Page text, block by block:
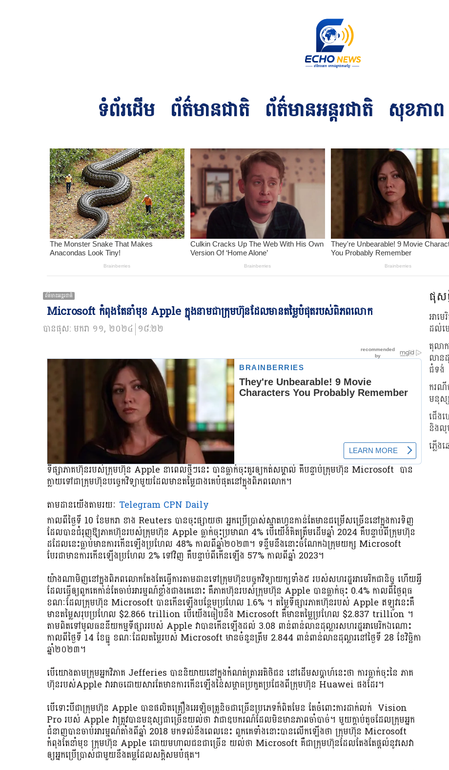
ទំព័រដើម ព័ត៌មានជាតិ ព័ត៌មានអន្ដរជាតិ សុខភាព
ព័ត៌មានអន្ដរជាតិ
Microsoft កំពុងតែនាំមុខ Apple ក្នុងនាមជាក្រុមហ៊ុនដែលមានតម្លៃបំផុតរបស់ពិភពលោក
បានផុស:មករា ១១, ២០២៤ ១៨:២២
ទីផ្សាភាគហ៊ុនរបស់ក្រុមហ៊ុន Apple នាពេលថ្មីៗនេះ បានធ្លាក់ចុះគួរឲ្យកត់សម្គាល់ គឺបន្ទាប់ក្រុមហ៊ុន Microsoft បាន
ក្លាយទៅជាក្រុមហ៊ុនបច្ចេកវិទ្យាមួយដែលមានតម្លៃជាងគេបំផុតនៅក្នុងពិភពលោក។
តាមដានយើងតាមរយៈ Telegram CPN Daily
កាលពីថ្ងៃទី 10 ខែមករា ខាង Reuters បានចុះផ្សាយថា អ្នកប្រើប្រាស់ស្មាតហ្វូនកាន់តែមានជម្រើសច្រើននៅក្នុងការទិញ
ដែលបានជំរុញឱ្យភាគហ៊ុនរបស់ក្រុមហ៊ុន Apple ធ្លាក់ចុះប្រមាណ 4% បើយើងគិតត្រឹមដើមឆ្នាំ 2024 គឺបន្ទាប់ពីក្រុមហ៊ុន
ដដែលនេះធ្លាប់មានការកើនឡើងប្រហែល 48% កាលពីឆ្នាំ២០២៣។ ទន្ទឹមនឹងនោះចំណែកឯក្រុមយក្ស Microsoft
បែរជាមានការកើនឡើងប្រហែល 2% ទៅវិញ គឺបន្ទាប់ពីកើនឡើង 57% កាលពីឆ្នាំ 2023។
យ៉ាងណាមិញនៅក្នុងពិភពលោកតែងតែធ្វើការតាមដានទៅក្រុមហ៊ុនបច្ចកវិទ្យាយក្សទាំង៥ របស់សហរដ្ឋអាមេរិកជានិច្ច ហើយអ្វី
ដែលធ្វើឲ្យពួកគេកាន់តែចាប់អារម្មណ៍ខ្លាំងជាងគេនោះ គឺភាគហ៊ុនរបស់ក្រុមហ៊ុន Apple បានធ្លាក់ចុះ 0.4% កាលពីថ្ងៃពុធ
ខណៈដែលក្រុមហ៊ុន Microsoft បានកើនឡើងបន្ថែមប្រហែល 1.6% ។ តម្លៃទីផ្សារភាគហ៊ុនរបស់ Apple ឥឡូវនេះគឺ
មានតម្លៃសរុបប្រហែល $2.866 trillion បើយើងធៀបនឹង Microsoft គឺមានតម្លៃប្រហែល $2.837 trillion ។
តាមពិតទៅមូលធននីយកម្មទីផ្សាររបស់ Apple វាបានកើនឡើងដល់ 3.08 ពាន់ពាន់លានដុល្លារសហរដ្ឋអាមេរិកឯណោះ
កាលពីថ្ងៃទី 14 ខែធ្នូ ខណៈដែលតម្លៃរបស់ Microsoft មានចំនួនត្រឹម 2.844 ពាន់ពាន់លានដុល្លារនៅថ្ងៃទី 28 ខែវិច្ឆិកា
ឆ្នាំ២០២៣។
បើយោងតាមក្រុមអ្នកវិភាគ Jefferies បាននិយាយនៅក្នុងកំណត់ត្រាអតិថិជន នៅដើមសប្តាហ៍នេះថា ការធ្លាក់ចុះនៃ ភាគ
ហ៊ុនរបស់Apple វាអាចដោយសារតែមានការកើនឡើងនៃសម្ពាធប្រកួតប្រជែងពីក្រុមហ៊ុន Huawei ផងដែរ។
បើទោះបីជាក្រុមហ៊ុន Apple បានផលិតគ្រឿងអេឡិចត្រូនិចជាច្រើនប្រភេទក៏ពិតមែន តែចំពោះការដាក់លក់ Vision
Pro របស់ Apple វាត្រូវបានមនុស្សជាច្រើនយល់ថា វាជាឧបករណ៍ដែលមិនមានភាពចាំបាច់។ មួយក្តាប់តូចដែលក្រុមអ្នក
ជំនាញបានចាប់អារម្មណ៍តាំងពីឆ្នាំ 2018 មកទល់នឹងពេលនេះ ពួកគេទាំងនោះបានលើកឡើងថា ក្រុមហ៊ុន Microsoft
កំពុងតែនាំមុខ ក្រុមហ៊ុន Apple ដោយមហាលជនជាច្រើន យល់ថា Microsoft គឺជាក្រុមហ៊ុនដែលតែងតែផ្តល់នូវសេវា
ឲ្យអ្នកប្រើប្រាស់ជាមួយនឹងតម្លដែលសក្តិសមបំផុត។
ផុស
អាម
ដល់ម
តុលា
លាន
ជំទង់
ករណី
មនុស្
ជើង
និងលុ
ភ្លើ